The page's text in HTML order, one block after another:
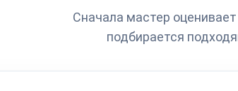
Сначала мастер
подбирается